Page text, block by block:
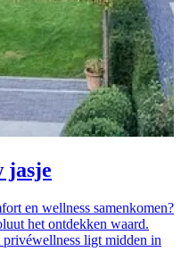
jasje
en wellness samenkomen?
het ontdekken waard.
ligt midden in